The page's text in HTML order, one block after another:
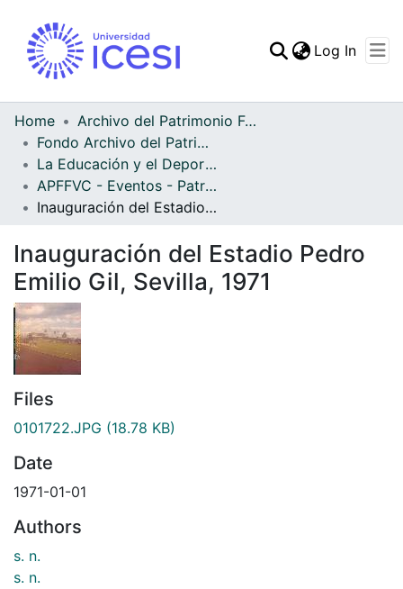
Log In
Home
Archivo del Patrimonio Fotográfico y Fílmico del Valle del Cauca
Fondo Archivo del Patrimonio Fotográfico y Fílmico del Valle del Cauca
La Educación y el Deporte
APFFVC - Eventos - Patrimonial
Inauguración del Estadio Pedro Emilio Gil, Sevilla, 1971
Inauguración del Estadio Pedro
Emilio Gil, Sevilla, 1971
Files
0101722.JPG (18.78 KB)
Date
1971-01-01
Authors
s. n.
s. n.